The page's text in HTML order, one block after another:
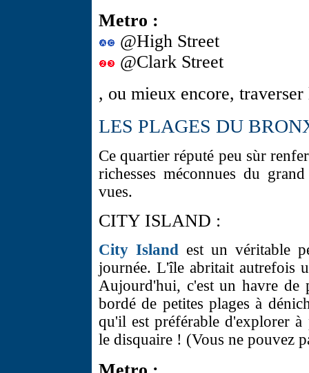
Metro :
@High Street
@Clark Street
, ou mieux encore,
LES PLAGES DU
Ce quartier réputé peu sùr
richesses méconnues du
vues.
CITY ISLAND :
City Island est un véritable
journée. L'île abritait autrefois
Aujourd'hui, c'est un havre
bordé de petites plages à
qu'il est préférable d'explorer
le disquaire ! (Vous ne pouvez